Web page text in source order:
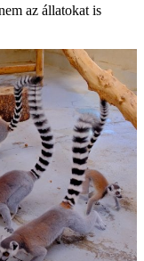
az állatokat is